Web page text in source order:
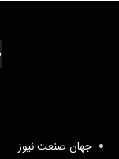
جهان صنعت نیوز